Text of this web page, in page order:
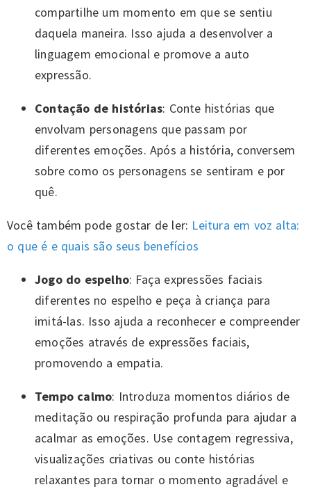
compartilhe um momento em que se sentiu
daquela maneira. Isso ajuda a desenvolver a
linguagem emocional e promove a auto
expressão.
Contação de histórias: Conte histórias que
envolvam personagens que passam por
diferentes emoções. Após a história, conversem
sobre como os personagens se sentiram e por
quê.
Você também pode gostar de ler: Leitura em voz alta:
o que é e quais são seus benefícios
Jogo do espelho: Faça expressões faciais
diferentes no espelho e peça à criança para
imitá-las. Isso ajuda a reconhecer e compreender
emoções através de expressões faciais,
promovendo a empatia.
Tempo calmo: Introduza momentos diários de
meditação ou respiração profunda para ajudar a
acalmar as emoções. Use contagem regressiva,
visualizações criativas ou conte histórias
relaxantes para tornar o momento agradável e